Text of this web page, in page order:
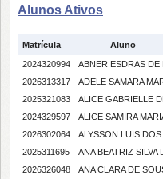
Alunos Ativos
Matrícula
Aluno
2024320994
ABNER ESDRAS
2026313317
ADELE SAMARA
2025321083
ALICE GABRIELLE
2024329597
ALICE SAMIRA
2026302064
ALYSSON LUIS
2025311695
ANA BEATRIZ SILVA
2026326048
ANA CLARA DE